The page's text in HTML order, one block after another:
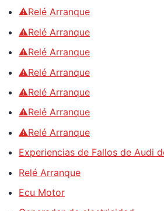
⚠️Relé Arranque
⚠️Relé Arranque
⚠️Relé Arranque
⚠️Relé Arranque
⚠️Relé Arranque
⚠️Relé Arranque
⚠️Relé Arranque
Experiencias de Fallos de Audi
Relé Arranque
Ecu Motor